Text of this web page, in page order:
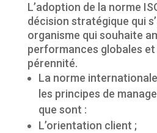
L’adoption de la norme
décision stratégique qui
organisme qui souhaite
performances globales et
pérennité.
La norme
les principes de
que sont :
L’orientation client ;